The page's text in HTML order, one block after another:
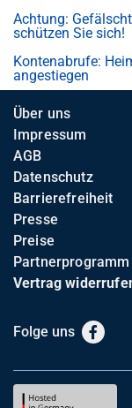
Achtung:
schützen Sie sich!
Kontenabrufe:
angestiegen
Über uns
Impressum
AGB
Datenschutz
Barrierefreiheit
Presse
Preise
Partnerprogramm
Vertrag
Folge uns